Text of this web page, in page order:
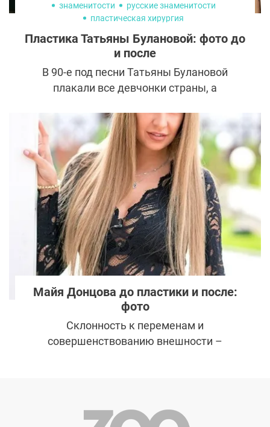
знаменитости
русские знаменитости
пластическая хирургия
Пластика Татьяны Булановой: фото до
и после
В 90-е под песни Татьяны Булановой
плакали все девчонки страны, а
жаль» звучали на каждой дискотеке даже
в самых отдаленных уголках
постсоветского пространства. Сейча
поклонников уже интересует не
музыкальная составляющая, а то, как
изменилась внешность Татьяны
Булановой после пластики.
Майя Донцова до пластики и после:
фото
Склонность к переменам и
совершенствованию внешности –
операций участников.